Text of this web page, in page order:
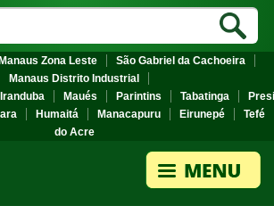
Manaus Zona Leste
São Gabriel da Cachoeira
Manaus Distrito Industrial
Iranduba Maués Parintins Tabatinga
Humaitá Manacapuru Eirunepé
Tefé
do Acre